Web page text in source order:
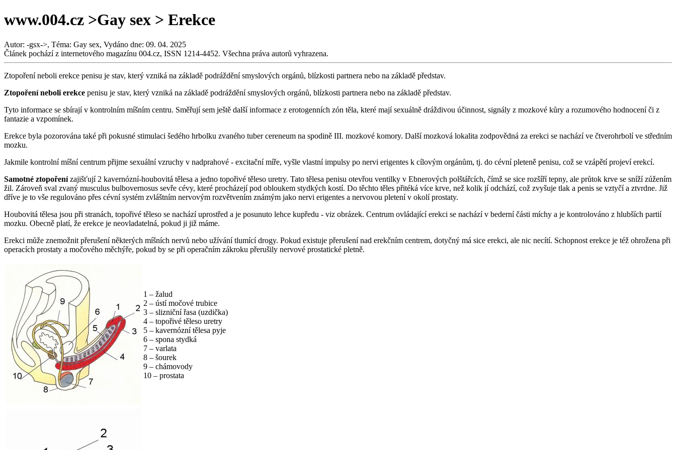
www.004.cz >Gay sex > Erekce
Autor: -gsx->, Téma: Gay sex, Vydáno dne: 09. 04. 2025
Článek pochází z internetového magazínu 004.cz, ISSN 1214-4452. Všechna práva autorů vyhrazena.
Ztopoření neboli erekce penisu je stav, který vzniká na základě podráždění smyslových orgánů, blízkosti partnera nebo na základě představ.
Ztopoření neboli erekce penisu je stav, který vzniká na základě podráždění smyslových orgánů, blízkosti partnera nebo na základě představ.
Tyto informace se sbírají v kontrolním míšním centru. Směřují sem ještě další informace z erotogenních zón těla, které mají sexuálně dráždivou účinnost, signály z mozkové kůry a rozumového hodnocení či z
fantazie a vzpomínek.
Erekce byla pozorována také při pokusné stimulaci šedého hrbolku zvaného tuber cereneum na spodině III. mozkové komory. Další mozková lokalita zodpovědná za erekci se nachází ve čtverohrbolí ve středním
mozku.
Jakmile kontrolní míšní centrum přijme sexuální vzruchy v nadprahové - excitační míře, vyšle vlastní impulsy po nervi erigentes k cílovým orgánům, tj. do cévní pleteně penisu, což se vzápětí projeví erekcí.
Samotné ztopořenízajišťují 2 kavernózní-houbovitá tělesa a jedno topořivé těleso uretry. Tato tělesa penisu otevřou ventilky v Ebnerových polštářcích, čímž se sice rozšíří tepny, ale průtok krve se sníží zúžením
žil. Zároveň sval zvaný musculus bulbovernosus sevře cévy, které procházejí pod obloukem stydkých kostí. Do těchto těles přitéká více krve, než kolik jí odchází, což zvyšuje tlak a penis se vztyčí a ztvrdne. Již
dříve je to vše regulováno přes cévní systém zvláštním nervovým rozvětvením známým jako nervi erigentes a nervovou pletení v okolí prostaty.
Houbovitá tělesa jsou při stranách, topořivé těleso se nachází uprostřed a je posunuto lehce kupředu - viz obrázek. Centrum ovládající erekci se nachází v bederní části míchy a je kontrolováno z hlubších partií
mozku. Obecně platí, že erekce je neovladatelná, pokud ji již máme.
Erekci může znemožnit přerušení některých míšních nervů nebo užívání tlumící drogy. Pokud existuje přerušení nad erekčním centrem, dotyčný má sice erekci, ale nic necítí. Schopnost erekce je též ohrožena při
operacích prostaty a močového měchýře, pokud by se při operačním zákroku přerušily nervové prostatické pletně.
1 – žalud
2 – ústí močové trubice
3 – slizniční řasa (uzdička)
4 – topořivé těleso uretry
5 – kavernózní tělesa pyje
6 – spona stydká
7 – varlata
8 – šourek
9 – chámovody
10 – prostata